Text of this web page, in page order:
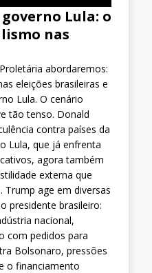
Lula: o
nas
abordaremos:
eleições brasileiras e
Lula. O cenário
tão tenso. Donald
contra países da
Lula, que já enfrenta
agora também
externa que
Trump age em diversas
presidente brasileiro:
nacional,
com pedidos para
Bolsonaro, pressões
o financiamento